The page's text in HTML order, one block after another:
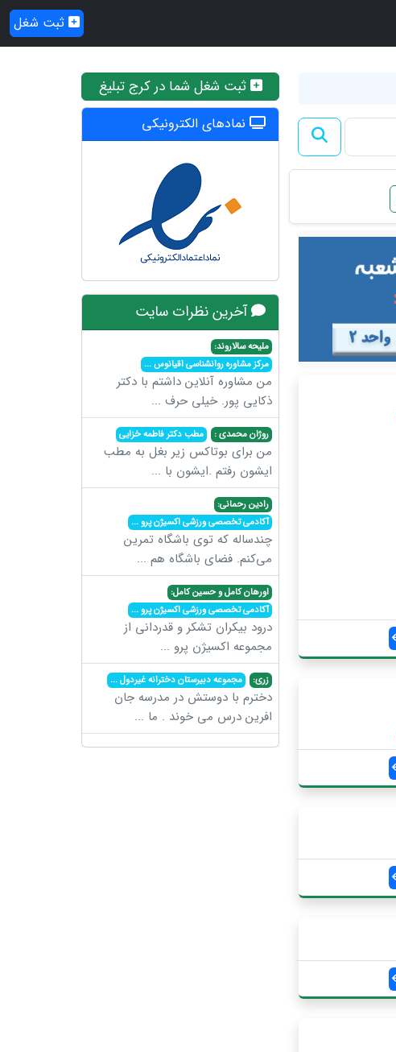
ثبت شغل
ثبت شغل شما در کرج تبلیغ
نمادهای الکترونیکی
آخرین نظرات سایت
ملیحه سالاروند:
مرکز مشاوره روانشناسی اقیانوس...
من مشاوره آنلاین داشتم با دکتر
ذکایی پور. خیلی حرف ...
روژان محمدی : مطب دکتر فاطمه خزایی
من برای بوتاکس زیر بغل به مطب
ایشون رفتم .ایشون با ...
رادین رحمانی:
آکادمی تخصصی ورزشی اکسیژن پرو...
چندساله که توی باشگاه تمرین
می‌کنم. فضای باشگاه هم ...
اورهان کامل و حسین کامل:
آکادمی تخصصی ورزشی اکسیژن پرو...
درود بیکران تشکر و قدردانی از
مجموعه اکسیژن پرو ...
زری: مجموعه دبیرستان دخترانه غیردول...
دخترم با دوستش در مدرسه جان
افرین درس می خوند . ما ...